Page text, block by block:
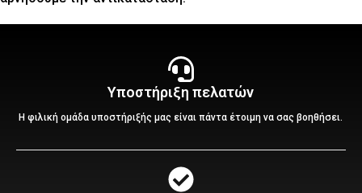
Υποστήριξη πελατών
Η φιλική ομάδα υποστήριξής μας είναι πάντα έτοιμη να σας βοηθήσει.